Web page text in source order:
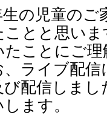
生の児童の
とと思い
たことにご
ライブ配
び配信しま
ます。